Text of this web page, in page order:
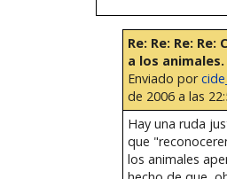
Re: Re: Re:
a los animales.
Enviado porcide_
de 2006 a las
Hay una ruda
que
los animales